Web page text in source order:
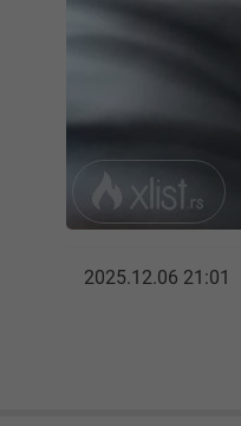
2025.12.06 21:01